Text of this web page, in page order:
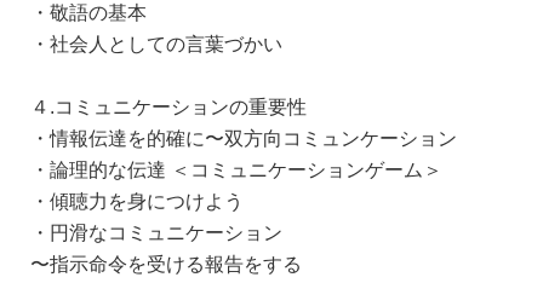
・敬語の基本
・社会人としての言葉づかい
４.コミュニケーションの重要性
・情報伝達を的確に〜双方向コミュンケーション
・論理的な伝達 ＜コミュニケーションゲーム＞
・傾聴力を身につけよう
・円滑なコミュニケーション
〜指示命令を受ける報告をする